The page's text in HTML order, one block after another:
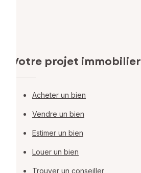
Votre projet immobilier
Acheter un bien
Vendre un bien
Estimer un bien
Louer un bien
Trouver un conseiller